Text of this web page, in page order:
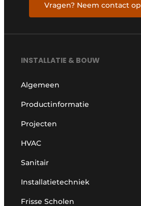
Vragen? Neem contact op
INSTALLATIE & BOUW
Algemeen
Productinformatie
Projecten
HVAC
Sanitair
Installatietechniek
Frisse Scholen